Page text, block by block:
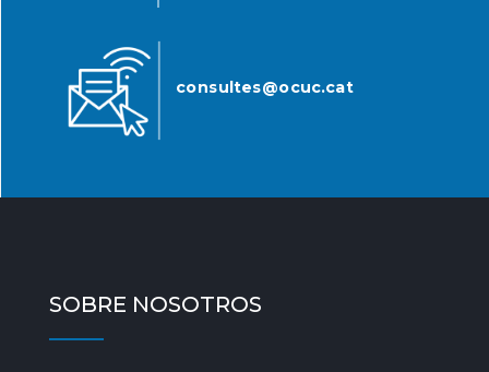
consultes@ocuc.cat
SOBRE NOSOTROS